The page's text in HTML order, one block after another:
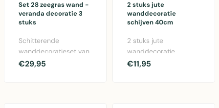
Set 28 zeegras wand -
veranda decoratie 3
stuks
Schitterende
wanddecoratieset van
3 stuks, perfect voor
€29,95
2 stuks jute
wanddecoratie
schijven 40cm
2 stuks jute
wanddecoratie
schijven van 40cm in
€11,95